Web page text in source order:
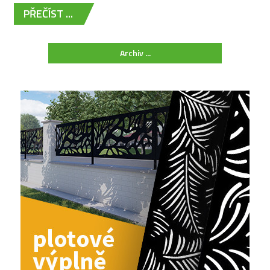
PŘEČÍST ...
Archiv ...